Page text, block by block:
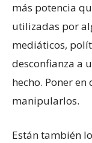
más potencia
utilizadas por
mediáticos,
desconfianza a
hecho. Poner
manipularlos.
Están también